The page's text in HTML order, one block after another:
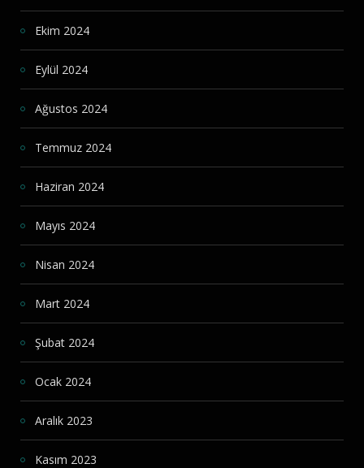
Ekim 2024
Eylül 2024
Ağustos 2024
Temmuz 2024
Haziran 2024
Mayıs 2024
Nisan 2024
Mart 2024
Şubat 2024
Ocak 2024
Aralık 2023
Kasım 2023